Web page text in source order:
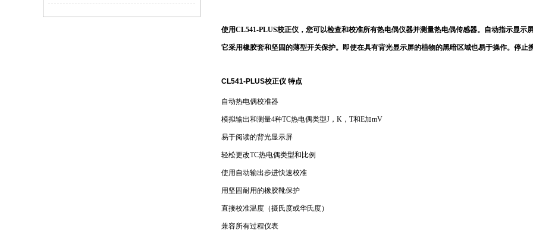
使用CL541-PLUS校正仪 ，您可以检查和校准所有热电偶仪器并测量热电偶传感器。自动指示显
它采用橡胶套和坚固的薄型开关保护。即使在具有背光显示屏的植物的黑暗区域也易于操作。停止
CL541-PLUS校正仪 特点
自动热电偶校准器
模拟输出和测量4种TC热电偶类型J，K，T和E加mV
易于阅读的背光显示屏
轻松更改TC热电偶类型和比例
使用自动输出步进快速校准
用坚固耐用的橡胶靴保护
直接校准温度（摄氏度或华氏度）
兼容所有过程仪表